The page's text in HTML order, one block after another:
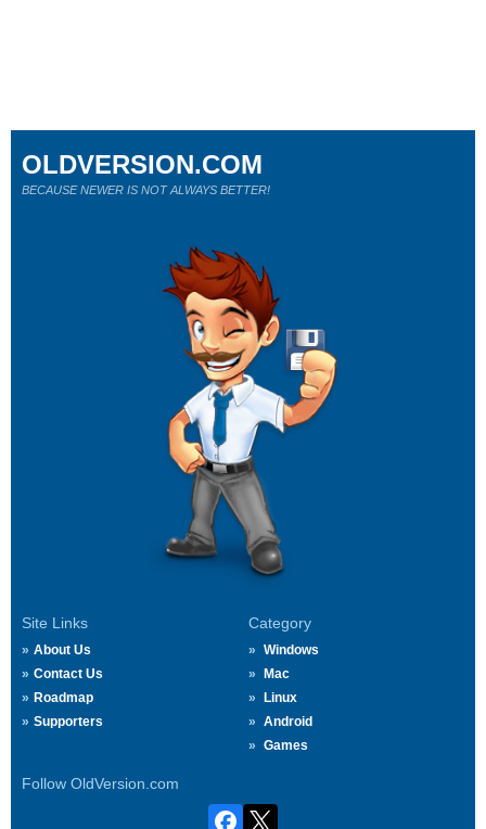
Site Links
About Us
Contact Us
Roadmap
Supporters
Category
Windows
Mac
Linux
Android
Games
Follow OldVersion.com
OLDVERSION.COM
BECAUSE NEWER IS NOT ALWAYS BETTER!